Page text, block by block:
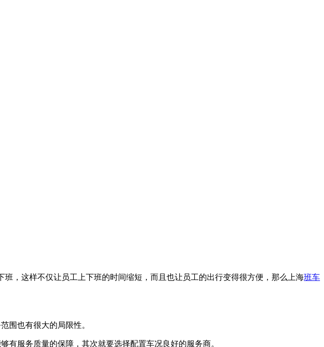
，这样不仅让员工上下班的时间缩短，而且也让员工的出行变得很方便，那么上海班车
围也有很大的局限性。
有服务质量的保障，其次就要选择配置车况良好的服务商。